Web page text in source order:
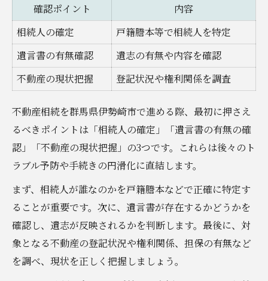
円滑な不動産相続のための書類準備チェッ
クリスト
相続財産調査を効率化する実践的な方法
事前準備が不動産相続の成功を左右する理
由
伊勢崎市で必要な証明書の取得場所と手順
家族間で合意形成を図るための準備ポイン
ト
名義変更や書類作成で悩まない不動産相続の流
れまとめ
不動産相続の名義変更手順を一覧で解説
遺産分割協議書の作成ポイントと注意点
登記申請時に必要な書類と取得方法
法務局での手続きをスムーズに行うコツ
確認ポイント
内容
相続人の確定
戸籍謄本等で相続人を特定
遺言書の有無確認
遺志の有無や内容を確認
不動産の現状把握
登記状況や権利関係を調査
不動産相続を群馬県伊勢崎市で進める際、最初に押さえ
るべきポイントは「相続人の確定」「遺言書の有無の確
認」「不動産の現状把握」の3つです。これらは後々のト
ラブル予防や手続きの円滑化に直結します。
まず、相続人が誰なのかを戸籍謄本などで正確に特定す
ることが重要です。次に、遺言書が存在するかどうかを
確認し、遺志が反映されるかを判断します。最後に、対
象となる不動産の登記状況や権利関係、担保の有無など
を調べ、現状を正しく把握しましょう。